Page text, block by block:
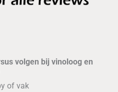
volgen bij vinoloog en
of vak